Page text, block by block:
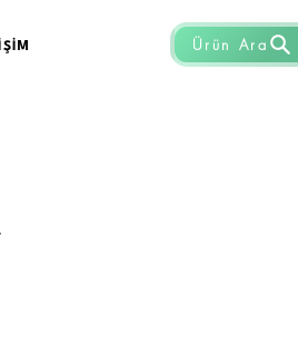
Ürün Ara